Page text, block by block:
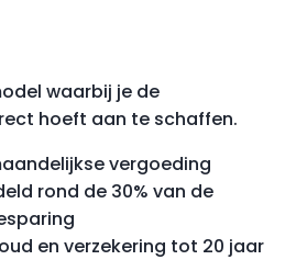
waarbij je de
hoeft aan te schaffen.
vergoeding
rond de 30% van de
en verzekering tot 20 jaar